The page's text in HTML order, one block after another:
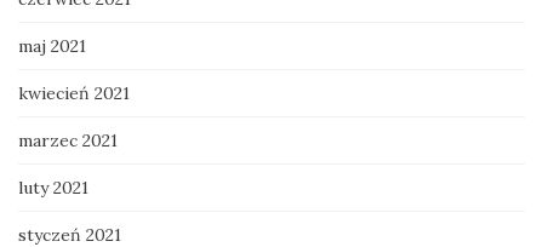
maj 2021
kwiecień 2021
marzec 2021
luty 2021
styczeń 2021